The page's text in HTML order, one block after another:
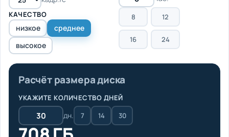
КАЧЕСТВО
низкое
среднее
высокое
Расчёт размера диска
7 14 30
708 ГБ